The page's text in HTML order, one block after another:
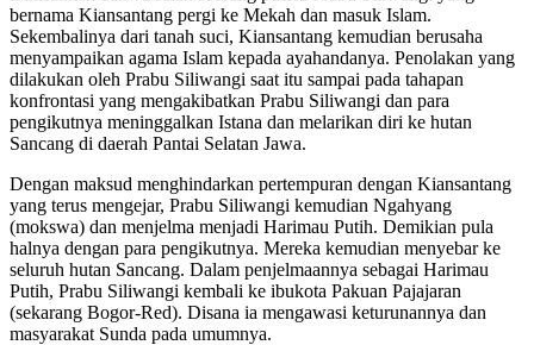
bernama Kiansantang pergi ke Mekah dan masuk Islam.
Sekembalinya dari tanah suci, Kiansantang kemudian berusaha
menyampaikan agama Islam kepada ayahandanya. Penolakan yang
dilakukan oleh Prabu Siliwangi saat itu sampai pada tahapan
konfrontasi yang mengakibatkan Prabu Siliwangi dan para
pengikutnya meninggalkan Istana dan melarikan diri ke hutan
Sancang di daerah Pantai Selatan Jawa.
Dengan maksud menghindarkan pertempuran dengan Kiansantang
yang terus mengejar, Prabu Siliwangi kemudian Ngahyang
(mokswa) dan menjelma menjadi Harimau Putih. Demikian pula
halnya dengan para pengikutnya. Mereka kemudian menyebar ke
seluruh hutan Sancang. Dalam penjelmaannya sebagai Harimau
Putih, Prabu Siliwangi kembali ke ibukota Pakuan Pajajaran
(sekarang Bogor-Red). Disana ia mengawasi keturunannya dan
masyarakat Sunda pada umumnya.